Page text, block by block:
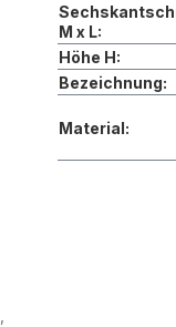
M x L:
Höhe H:
Bezeichnung:
Material: